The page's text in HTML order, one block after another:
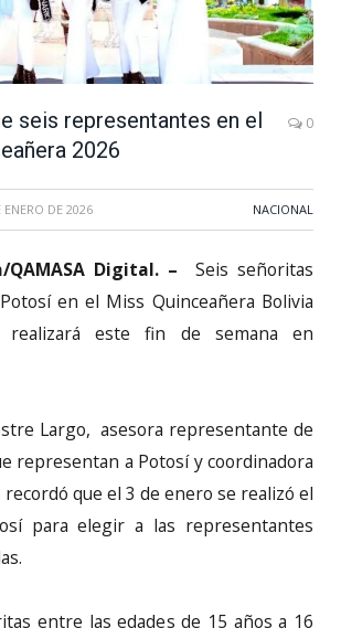
seis representantes en el
2026
0
ENERO DE 2026 NACIONAL
Digital. –
Seis señoritas
en el Miss Quinceañera Bolivia
realizará este fin de semana en
Largo, asesora representante de
representan a Potosí y coordinadora
recordó que el 3 de enero se realizó el
para elegir a las representantes
entre las edades de 15 años a 16